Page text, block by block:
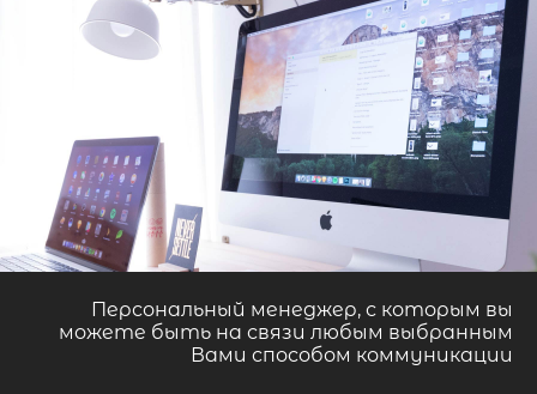
Персональный менеджер, с которым вы
можете быть на связи любым выбранным
Вами способом коммуникации